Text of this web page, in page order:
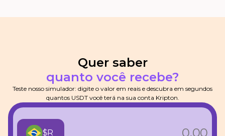
Quer saber
quanto você recebe?
Teste nosso simulador: digite o valor em reais e descubra em segundos
quantos USDT você terá na sua conta Kripton.
$R